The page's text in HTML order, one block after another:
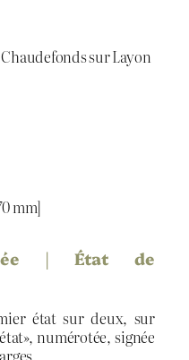
sur Layon
mm]
| État de
état sur deux, sur
numérotée, signée